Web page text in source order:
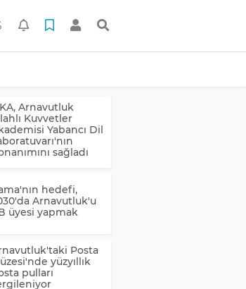
Arnavutluk
Kuvvetler
Yabancı Dil
sağladı
hedefi,
Arnavutluk'u
üyesi yapmak
Posta
yüzyıllık
pulları